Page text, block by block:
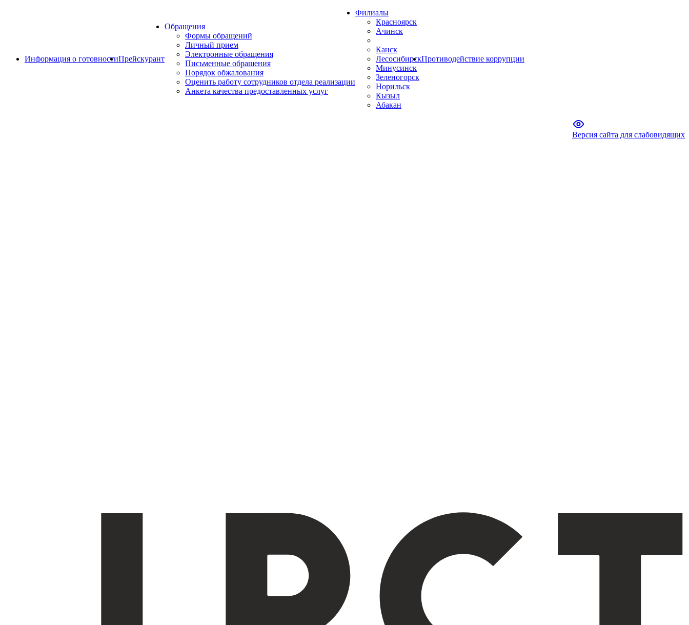
Информация о готовностиПрейскурант
Обращения
Формы обращений
Личный прием
Электронные обращения
Письменные обращения
Порядок обжалования
Оценить работу сотрудников отдела реализации
Анкета качества предоставленных услуг
Филиалы
Красноярск
Ачинск
Канск
Лесосибирск
Минусинск
Зеленогорск
Норильск
Кызыл
Абакан
Противодействие коррупции
Версия сайта для слабовидящих